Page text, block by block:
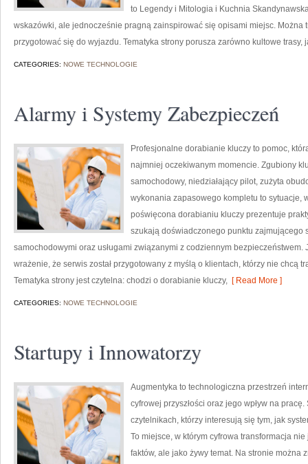
to Legendy i Mitologia i Kuchnia
wskazówki, ale jednocześnie pragną zainspirować się opisami miejsc. Można
przygotować się do wyjazdu. Tematyka strony porusza zarówno kultowe trasy,
CATEGORIES: NOWE TECHNOLOGIE
Alarmy i Systemy Zabezpieczeń
Profesjonalne dorabianie kluczy to pomoc,
najmniej oczekiwanym momencie. Zgubiony
samochodowy, niedziałający pilot, zużyta
wykonania zapasowego kompletu to sytuacje,
poświęcona dorabianiu kluczy prezentuje
szukają doświadczonego punktu zajmującego
samochodowymi oraz usługami związanymi z codziennym
wrażenie, że serwis został przygotowany z myślą o klientach, którzy nie chcą
Tematyka strony jest czytelna: chodzi o dorabianie kluczy, [ Read More ]
CATEGORIES: NOWE TECHNOLOGIE
Startupy i Innowatorzy
Augmentyka to technologiczna przestrzeń
cyfrowej przyszłości oraz jego wpływ na
czytelnikach, którzy interesują się tym, jak
To miejsce, w którym cyfrowa transformacja
faktów, ale jako żywy temat. Na stronie można